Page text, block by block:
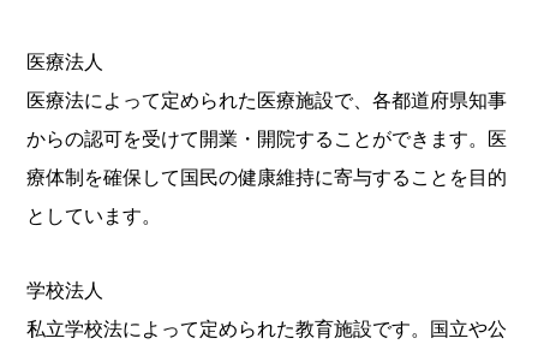
医療法人
医療法によって定められた医療施設で、各都道府県知事
からの認可を受けて開業・開院することができます。医
療体制を確保して国民の健康維持に寄与することを目的
としています。
学校法人
私立学校法によって定められた教育施設です。国立や公